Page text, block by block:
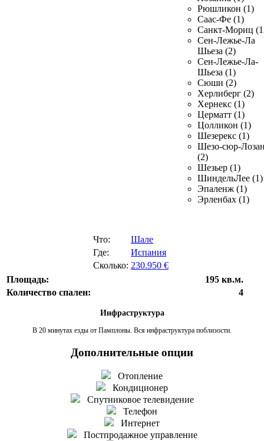
Рюшликон (1)
Саас-Фе (1)
Санкт-Мориц
Сен-Лежье-Ла
Шьеза (2)
Сен-Лежье-Ла-
Шьеза (1)
Сюши (2)
Херлиберг (2)
Хернекс (1)
Церматт (1)
Цолликон (1)
Шезерекс (1)
Шезо-сюр-
(2)
Шезьер (1)
ШиндельЛее (1)
Эпаленж (1)
Эрленбах (1)
Что:
Шале
Где:
Испания
Сколько: 230.950 €
Площадь:
195 кв.м.
Количество спален:
4
Инфраструктура
В 20 минутах езды от Памплоны. Вся инфраструктура поблизости.
Дополнительные опции
Отопление
Кондиционер
Спутниковое телевидение
Телефон
Интернет
Постпродажное управление